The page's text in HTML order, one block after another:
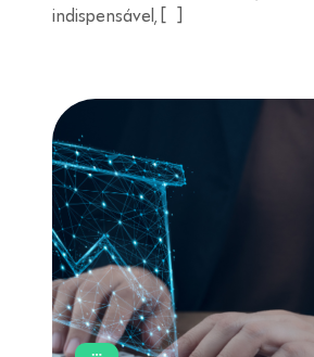
indispensável, […]